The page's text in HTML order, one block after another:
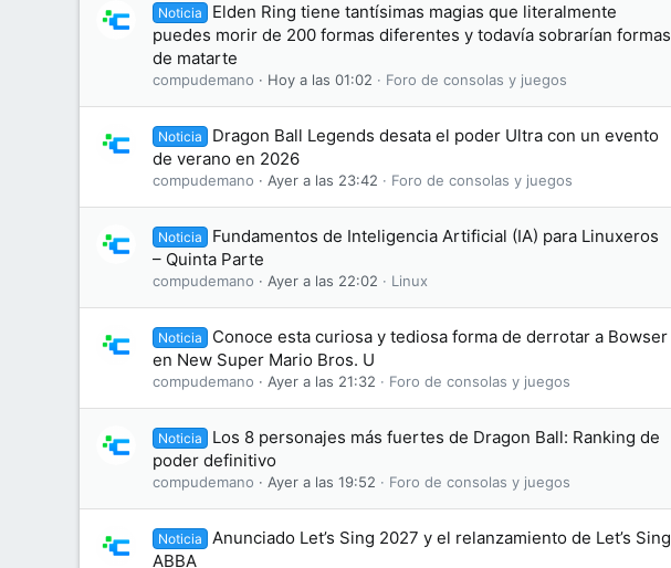
Noticia
Elden Ring tiene tantísimas magias que literalmente
puedes morir de 200 formas diferentes y todavía sobrarían formas
de matarte
compudemano Hoy a las 01:02 Foro de consolas y juegos
Noticia
Dragon Ball Legends desata el poder Ultra con un evento
de verano en 2026
compudemano Ayer a las 23:42 Foro de consolas y juegos
Noticia
Fundamentos de Inteligencia Artificial (IA) para Linuxeros
– Quinta Parte
compudemano Ayer a las 22:02 Linux
Noticia
Conoce esta curiosa y tediosa forma de derrotar a Bowser
en New Super Mario Bros. U
compudemano Ayer a las 21:32 Foro de consolas y juegos
Noticia
Los 8 personajes más fuertes de Dragon Ball: Ranking de
poder definitivo
compudemano Ayer a las 19:52 Foro de consolas y juegos
Noticia
Anunciado Let’s Sing 2027 y el relanzamiento de Let’s Sing
ABBA